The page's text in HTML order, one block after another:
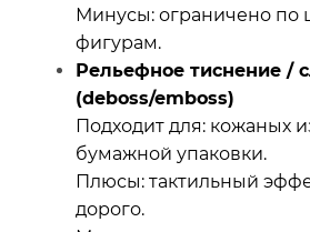
Минусы: ограничено по
фигурам.
Рельефное тиснение /
(deboss/emboss)
Подходит для: кожаных
бумажной упаковки.
Плюсы: тактильный
дорого.